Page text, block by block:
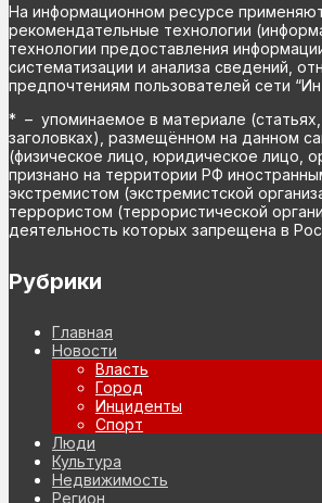
На информационном ресурсе
рекомендательные технологии
технологии предоставления
систематизации и анализа сведений,
предпочтениям пользователей сети
* – упоминаемое в материале (статьях,
заголовках), размещённом на данном
(физическое лицо, юридическое лицо,
признано на территории РФ
экстремистом (экстремистской
террористом (террористической
деятельность которых запрещена в
Рубрики
Главная
Новости
Власть
Город
Инциденты
Спорт
Люди
Культура
Недвижимость
Регион